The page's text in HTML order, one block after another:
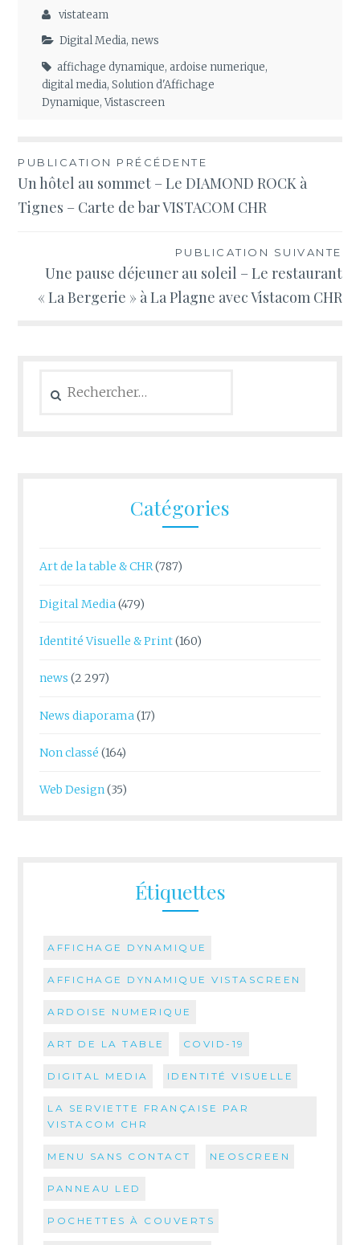
vistateam
Digital Media, news
affichage dynamique,ardoise numerique,
digital media,Solution d'Affichage
Dynamique,Vistascreen
Navigation
de
l’article
PUBLICATION PRÉCÉDENTE
Un hôtel au sommet – Le DIAMOND ROCK à
Tignes – Carte de bar VISTACOM CHR
PUBLICATION SUIVANTE
Une pause déjeuner au soleil – Le restaurant
« La Bergerie » à La Plagne avec Vistacom CHR
Catégories
Art de la table & CHR(787)
Digital Media (479)
Identité Visuelle & Print(160)
news (2 297)
News diaporama (17)
Non classé (164)
Web Design(35)
Étiquettes
AFFICHAGE DYNAMIQUE
AFFICHAGE DYNAMIQUE VISTASCREEN
ARDOISE NUMERIQUE
ART DE LA TABLE COVID-19
DIGITAL MEDIA IDENTITÉ VISUELLE
LA SERVIETTE FRANÇAISE PAR
VISTACOM CHR
MENU SANS CONTACT NEOSCREEN
PANNEAU LED
POCHETTES À COUVERTS